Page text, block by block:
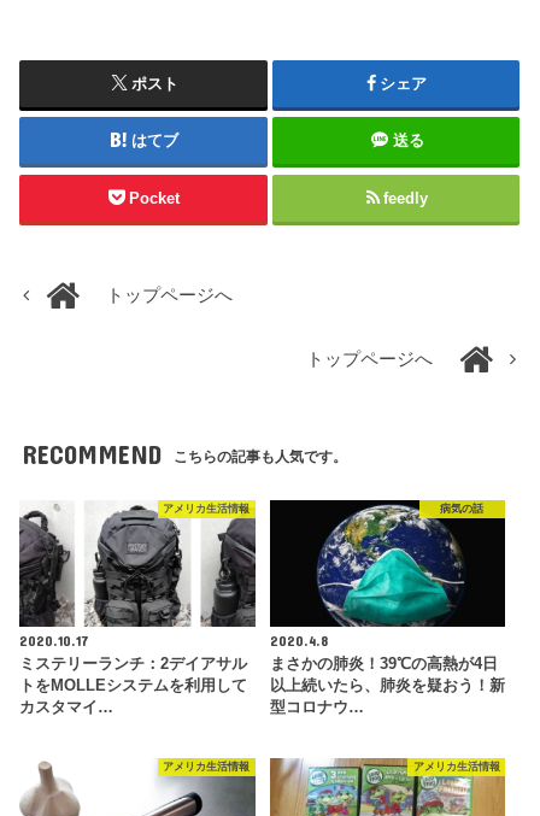
ポスト シェア
はてブ 送る
Pocket feedly
トップページへ
トップページへ
RECOMMEND こちらの記事も人気です。
アメリカ生活情報
2020.10.17
ミステリーランチ：2デイアサル
トをMOLLEシステムを利用して
カスタマイ…
病気の話
2020.4.8
まさかの肺炎！39℃の高熱が4日
以上続いたら、肺炎を疑おう！新
型コロナウ…
アメリカ生活情報 アメリカ生活情報